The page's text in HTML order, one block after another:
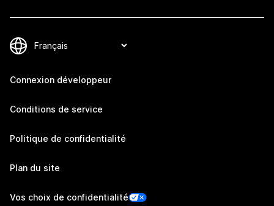
Connexion développeur
Conditions de service
Politique de confidentialité
Plan du site
Vos choix de confidentialité